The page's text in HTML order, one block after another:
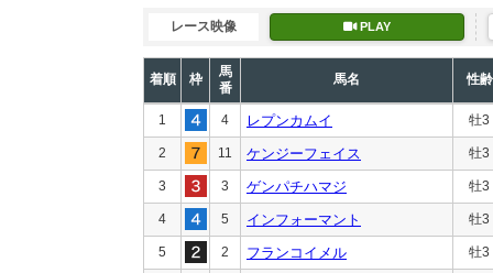
レース映像 PLAY
着順 枠
馬
番
馬名 性齢
1 4 レプンカムイ 牡3
2 11 ケンジーフェイス 牡3
3 3 ゲンパチハマジ 牡3
4 5 インフォーマント 牡3
5 2 フランコイメル 牡3